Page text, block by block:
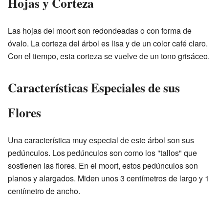
Las hojas del moort son redondeadas o con forma de
óvalo. La corteza del árbol es lisa y de un color café claro.
Con el tiempo, esta corteza se vuelve de un tono grisáceo.
Características Especiales de sus
Flores
Una característica muy especial de este árbol son sus
pedúnculos. Los pedúnculos son como los "tallos" que
sostienen las flores. En el moort, estos pedúnculos son
planos y alargados. Miden unos 3 centímetros de largo y 1
centímetro de ancho.